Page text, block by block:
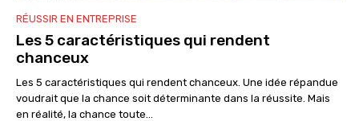
RÉUSSIR EN ENTREPRISE
Les 5 caractéristiques qui rendent
chanceux
Les 5 caractéristiques qui rendent chanceux. Une idée répandue
voudrait que la chance soit déterminante dans la réussite. Mais
en réalité, la chance toute...